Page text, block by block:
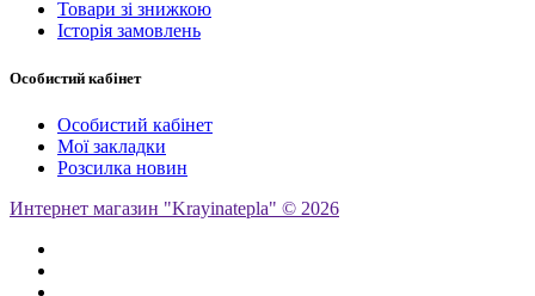
Товари зі знижкою
Історія замовлень
Особистий кабінет
Особистий кабінет
Мої закладки
Розсилка новин
Интернет магазин "Krayinatepla" © 2026